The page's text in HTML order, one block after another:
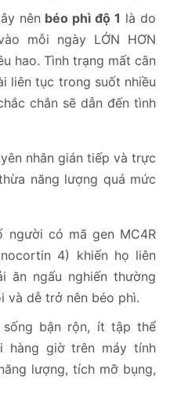
nên béo phì độ 1 là do
mỗi ngày LỚN HƠN
hao. Tình trạng mất cân
liên tục trong suốt nhiều
chắn sẽ dẫn đến tình
nhân gián tiếp và trực
năng lượng quá mức
người có mã gen MC4R
4) khiến họ liên
ăn ngấu nghiến thường
và dễ trở nên béo phì.
sống bận rộn, ít tập thể
hàng giờ trên máy tính
lượng, tích mỡ bụng,